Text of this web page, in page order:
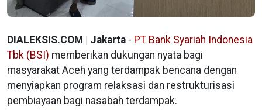
DIALEKSIS.COM | Jakarta - PT Bank Syariah Indonesia
Tbk (BSI) memberikan dukungan nyata bagi
masyarakat Aceh yang terdampak bencana dengan
menyiapkan program relaksasi dan restrukturisasi
pembiayaan bagi nasabah terdampak.